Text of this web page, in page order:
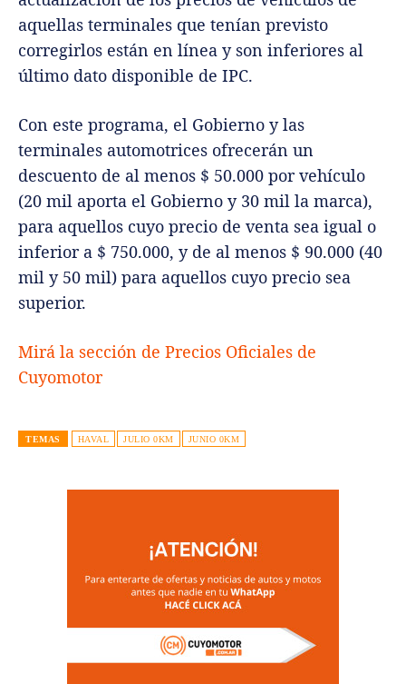
aquellas terminales que tenían previsto
corregirlos están en línea y son inferiores al
último dato disponible de IPC.
Con este programa, el Gobierno y las
terminales automotrices ofrecerán un
descuento de al menos $ 50.000 por vehículo
(20 mil aporta el Gobierno y 30 mil la marca),
para aquellos cuyo precio de venta sea igual o
inferior a $ 750.000, y de al menos $ 90.000 (40
mil y 50 mil) para aquellos cuyo precio sea
superior.
Mirá la sección de Precios Oficiales de
Cuyomotor
TEMAS HAVAL JULIO 0KM JUNIO 0KM